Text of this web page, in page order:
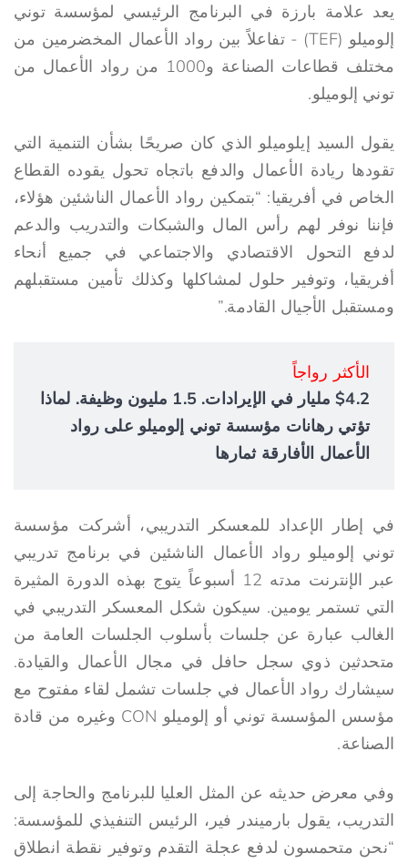
يعد علامة بارزة في البرنامج الرئيسي لمؤسسة توني
إلوميلو (TEF) - تفاعلاً بين رواد الأعمال المخضرمين من
مختلف قطاعات الصناعة و1000 من رواد الأعمال من
توني إلوميلو.
يقول السيد إيلوميلو الذي كان صريحًا بشأن التنمية التي
تقودها ريادة الأعمال والدفع باتجاه تحول يقوده القطاع
الخاص في أفريقيا: “بتمكين رواد الأعمال الناشئين هؤلاء،
فإننا نوفر لهم رأس المال والشبكات والتدريب والدعم
لدفع التحول الاقتصادي والاجتماعي في جميع أنحاء
أفريقيا، وتوفير حلول لمشاكلها وكذلك تأمين مستقبلهم
ومستقبل الأجيال القادمة.”
الأكثر رواجاً
$4.2 مليار في الإيرادات. 1.5 مليون وظيفة. لماذا
تؤتي رهانات مؤسسة توني إلوميلو على رواد
الأعمال الأفارقة ثمارها
في إطار الإعداد للمعسكر التدريبي، أشركت مؤسسة
توني إلوميلو رواد الأعمال الناشئين في برنامج تدريبي
عبر الإنترنت مدته 12 أسبوعاً يتوج بهذه الدورة المثيرة
التي تستمر يومين. سيكون شكل المعسكر التدريبي في
الغالب عبارة عن جلسات بأسلوب الجلسات العامة من
متحدثين ذوي سجل حافل في مجال الأعمال والقيادة.
سيشارك رواد الأعمال في جلسات تشمل لقاء مفتوح مع
مؤسس المؤسسة توني أو إلوميلو CON وغيره من قادة
الصناعة.
وفي معرض حديثه عن المثل العليا للبرنامج والحاجة إلى
التدريب، يقول بارميندر فير، الرئيس التنفيذي للمؤسسة:
“نحن متحمسون لدفع عجلة التقدم وتوفير نقطة انطلاق